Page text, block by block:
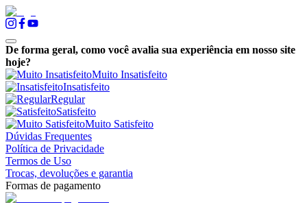
De forma geral, como você avalia sua experiência em nosso site
hoje?
Muito Insatisfeito
Insatisfeito
Regular
Satisfeito
Muito Satisfeito
Dúvidas Frequentes
Política de Privacidade
Termos de Uso
Trocas, devoluções e garantia
Formas de pagamento